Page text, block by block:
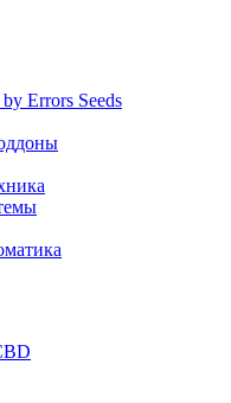
Errors Seeds